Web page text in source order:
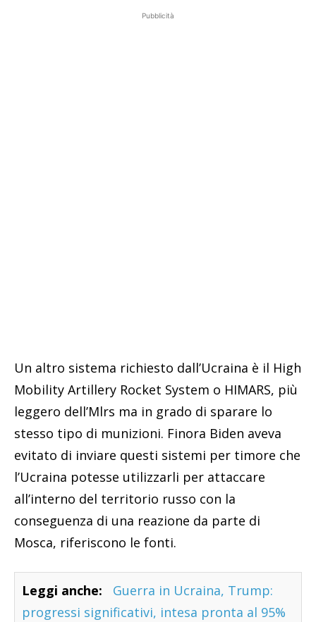
Pubblicità
Un altro sistema richiesto dall’Ucraina è il High
Mobility Artillery Rocket System o HIMARS, più
leggero dell’Mlrs ma in grado di sparare lo
stesso tipo di munizioni. Finora Biden aveva
evitato di inviare questi sistemi per timore che
l’Ucraina potesse utilizzarli per attaccare
all’interno del territorio russo con la
conseguenza di una reazione da parte di
Mosca, riferiscono le fonti.
Leggi anche:
Guerra in Ucraina, Trump:
progressi significativi, intesa pronta al 95%